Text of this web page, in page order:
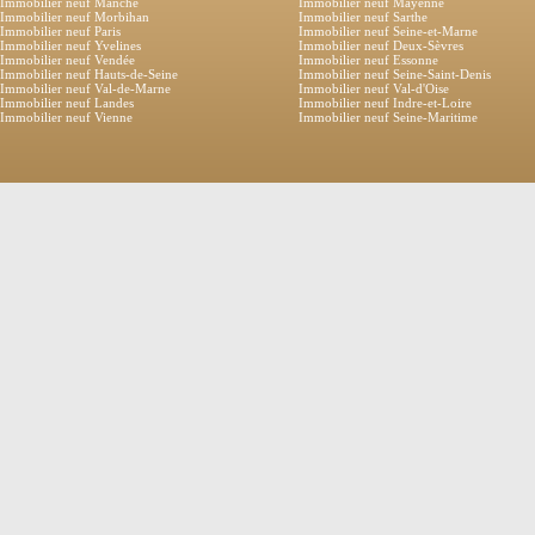
Immobilier neuf Morbihan
Immobilier neuf Sarthe
Immobilier neuf Paris
Immobilier neuf Seine-et-Marne
Immobilier neuf Yvelines
Immobilier neuf Deux-Sèvres
Immobilier neuf Vendée
Immobilier neuf Essonne
Immobilier neuf Hauts-de-Seine
Immobilier neuf Seine-Saint-Denis
Immobilier neuf Val-de-Marne
Immobilier neuf Val-d'Oise
Immobilier neuf Landes
Immobilier neuf Indre-et-Loire
Immobilier neuf Vienne
Immobilier neuf Seine-Maritime